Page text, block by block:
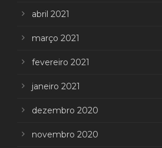
abril 2021
março 2021
fevereiro 2021
janeiro 2021
dezembro 2020
novembro 2020